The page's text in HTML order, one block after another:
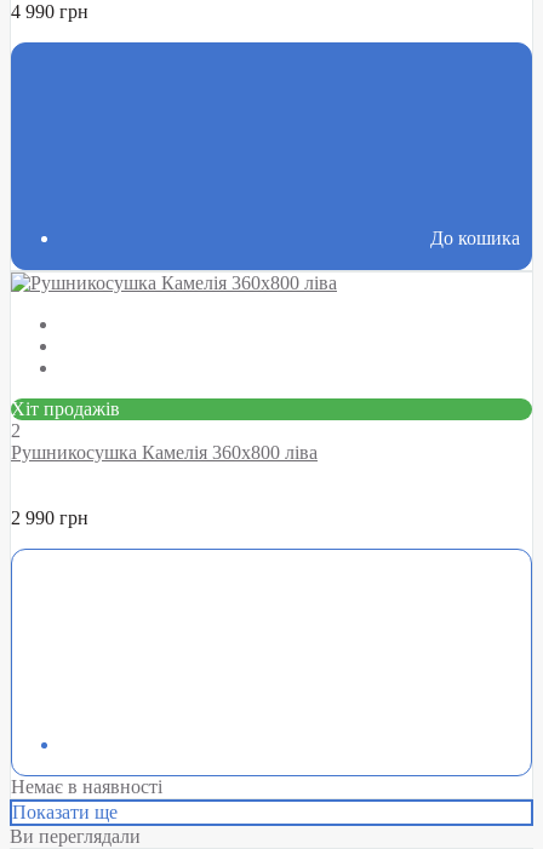
4 990 грн
До кошика
Хіт продажів
2
Рушникосушка Камелія 360х800 ліва
2 990 грн
Немає в наявності
Показати ще
Ви переглядали